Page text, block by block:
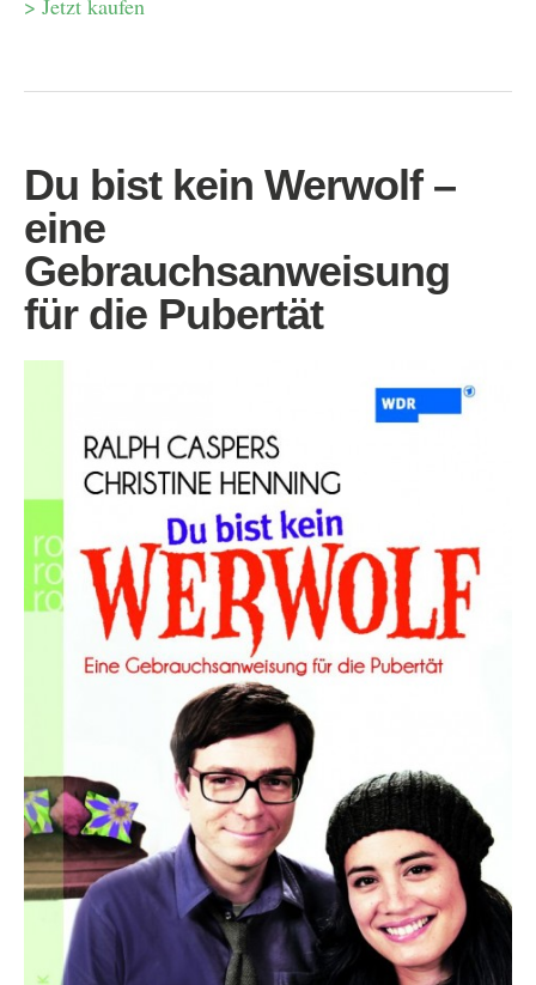
Du bist kein Werwolf –
eine
Gebrauchsanweisung
für die Pubertät